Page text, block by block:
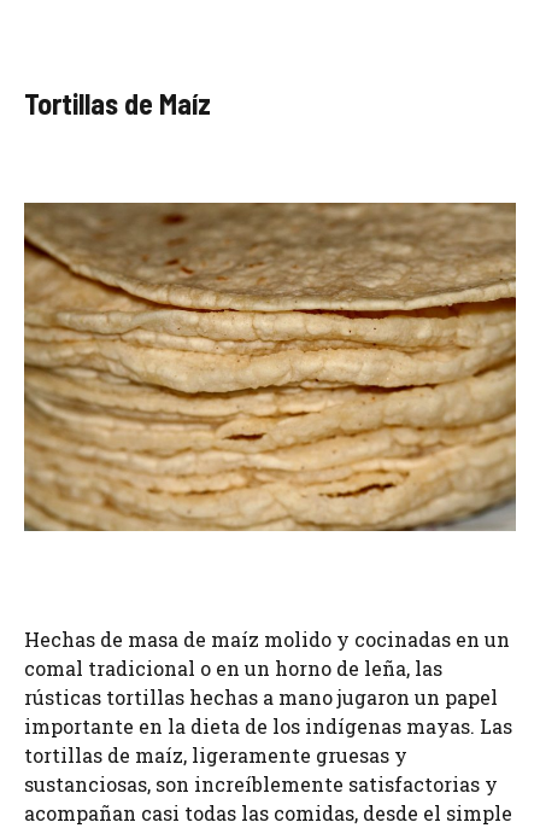
Tortillas de Maíz
Hechas de masa de maíz molido y cocinadas en un
comal tradicional o en un horno de leña, las
rústicas tortillas hechas a mano jugaron un papel
importante en la dieta de los indígenas mayas. Las
tortillas de maíz, ligeramente gruesas y
sustanciosas, son increíblemente satisfactorias y
acompañan casi todas las comidas, desde el simple